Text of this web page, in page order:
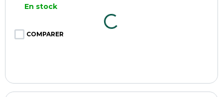
En stock
COMPARER